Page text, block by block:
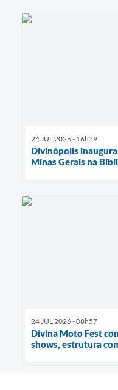
24 JUL 2026 - 16h59
Divinópolis
Minas Gerais na
24 JUL 2026 - 08h57
Divina Moto Fest
shows, estrutura